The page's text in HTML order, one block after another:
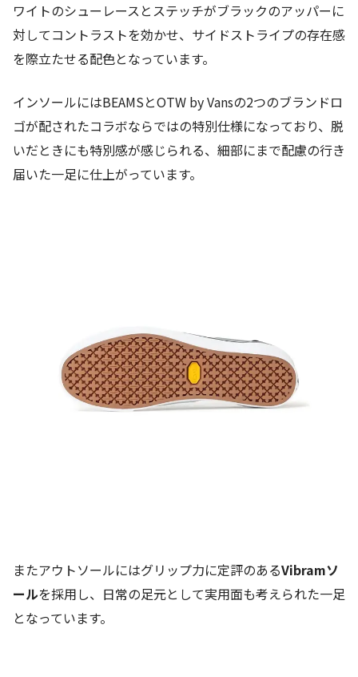
ワイトのシューレースとステッチがブラックのアッパーに
対してコントラストを効かせ、サイドストライプの存在感
を際立たせる配色となっています。
インソールにはBEAMSとOTW by Vansの2つのブランドロ
ゴが配されたコラボならではの特別仕様になっており、脱
いだときにも特別感が感じられる、細部にまで配慮の行き
届いた一足に仕上がっています。
またアウトソールにはグリップ力に定評のあるVibramソ
ールを採用し、日常の足元として実用面も考えられた一足
となっています。